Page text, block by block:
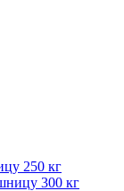
250 кг
300 кг